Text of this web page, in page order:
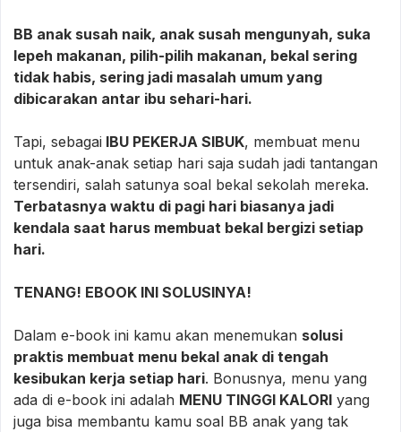
Bonus: 14 RESEP BEKAL TINGGI KALORI, 13 RESEP
BEKAL CEMILAN TINGGI KALORI - SEMUA BISA
DISTOK
Bonus: 2 RESEP BUMBU DASAR
Bonus: IDE MEALPLAN 30 HARI MENU BEKAL
SEKOLAH (1 Menu Utama dan 1 Menu Cemilan)
BONUS UTAMA: VOUCHER DISKON 15% bagi yang
BB anak susah naik, anak susah mengunyah, suka
lepeh makanan, pilih-pilih makanan, bekal sering
tidak habis, sering jadi masalah umum yang
dibicarakan antar ibu sehari-hari.
Tapi, sebagai IBU PEKERJA SIBUK, membuat menu
untuk anak-anak setiap hari saja sudah jadi tantangan
tersendiri, salah satunya soal bekal sekolah mereka.
Terbatasnya waktu di pagi hari biasanya jadi
kendala saat harus membuat bekal bergizi setiap
hari.
TENANG! EBOOK INI SOLUSINYA!
Dalam e-book ini kamu akan menemukan solusi
praktis membuat menu bekal anak di tengah
kesibukan kerja setiap hari. Bonusnya, menu yang
ada di e-book ini adalah MENU TINGGI KALORI yang
juga bisa membantu kamu soal BB anak yang tak